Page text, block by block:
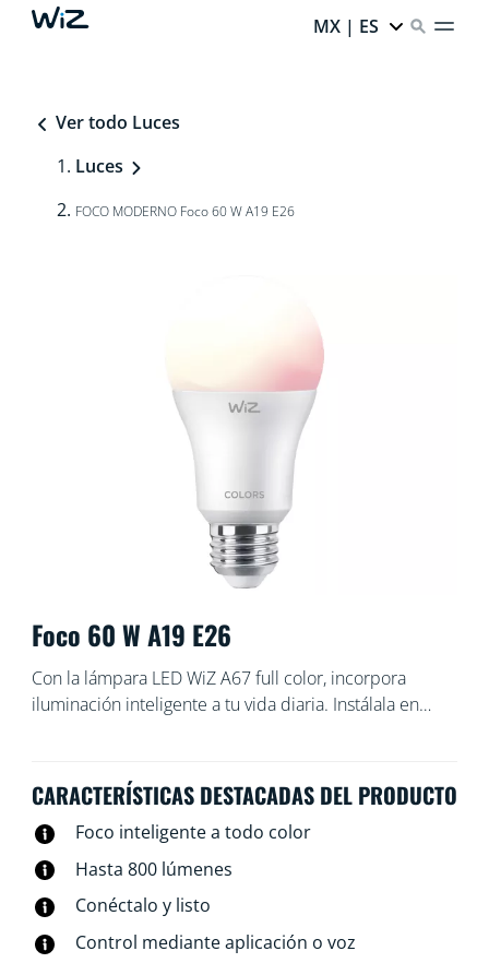
MX | ES
Ver todo Luces
Luces
FOCO MODERNO Foco 60 W A19 E26
Foco 60 W A19 E26
Con la lámpara LED WiZ A67 full color, incorpora
iluminación inteligente a tu vida diaria. Instálala en
cálida o fría, o bien entre 16 millones de colores.
Puedes programar las luces para que se enciendan o
se apaguen según tus rutinas diarias o semanales,
controlarlas con tu smartphone o comandos de voz e
incluso puedes tener acceso a tu iluminación cuando
no estás en casa. Las luces WiZ se conectan a la red
Wi-Fi existente, sin necesidad de otro hardware.
CARACTERÍSTICAS DESTACADAS DEL PRODUCTO
Foco inteligente a todo color
Hasta 800 lúmenes
Conéctalo y listo
Control mediante aplicación o voz